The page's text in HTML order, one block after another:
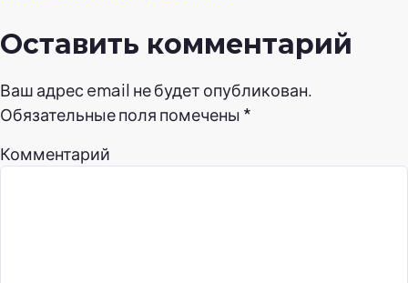
Оставить комментарий
Ваш адрес email не будет опубликован.
Обязательные поля помечены *
Комментарий